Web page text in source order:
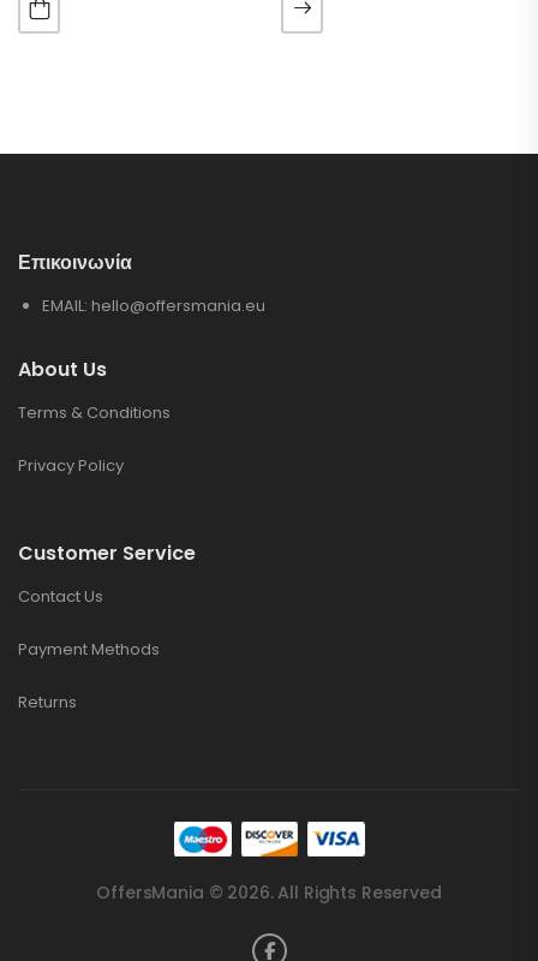
Επικοινωνία
EMAIL: hello@offersmania.eu
About Us
Terms & Conditions
Privacy Policy
Customer Service
Contact Us
Payment Methods
Returns
OffersMania © 2026. All Rights Reserved